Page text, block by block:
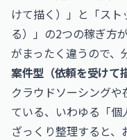
けて描く）」と「ス
る）」の2つの稼ぎ方
がまったく違うので、
案件型（依頼を受けて
クラウドソーシング
ている、いわゆる「
ざっくり整理すると、